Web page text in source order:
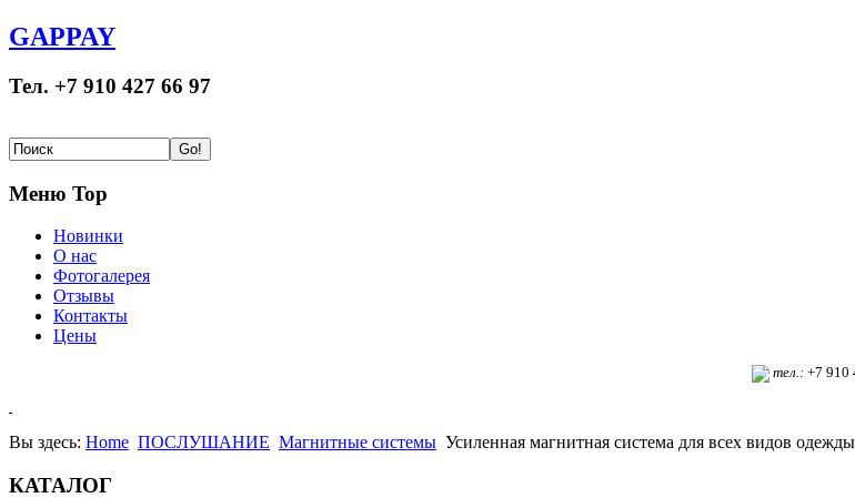
GAPPAY
Тел. +7 910 427 66 97
Меню Top
Новинки
О нас
Фотогалерея
Отзывы
Контакты
Цены
тел.: +7 910
Вы здесь: Home ПОСЛУШАНИЕ Магнитные системы Усиленная магнитная система для всех видов одежды
КАТАЛОГ